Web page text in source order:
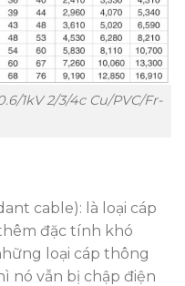
1kV 2/3/4c Cu/PVC/Fr-
cable): là loại cáp
đặc tính khó
loại cáp thông
nó vẫn bị chập điện